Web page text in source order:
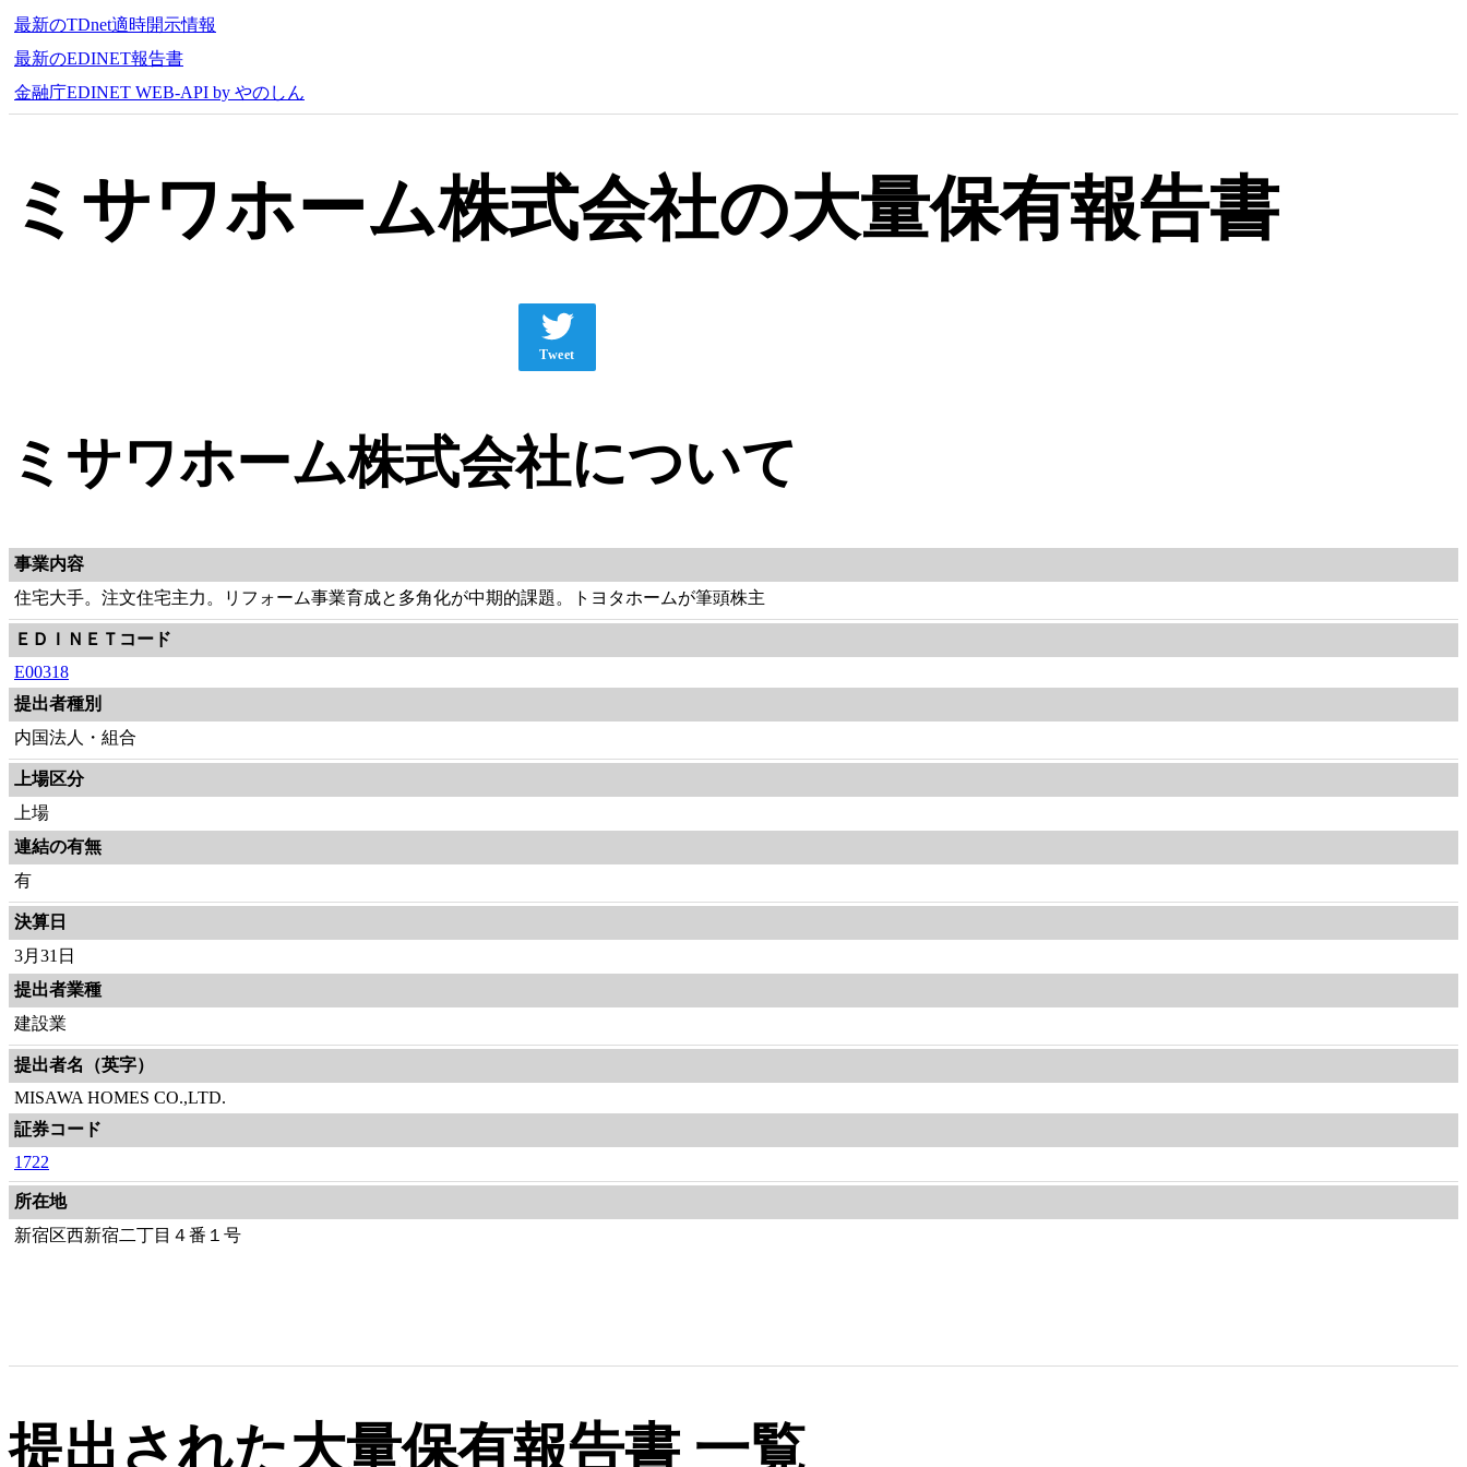
最新のTDnet適時開示情報
最新のEDINET報告書
金融庁EDINET WEB-API by やのしん
ミサワホーム株式会社の大量保有報告書
Tweet
ミサワホーム株式会社について
事業内容
住宅大手。注文住宅主力。リフォーム事業育成と多角化が中期的課題。トヨタホームが筆頭株主
ＥＤＩＮＥＴコード
E00318
提出者種別
内国法人・組合
上場区分
上場
連結の有無
有
決算日
3月31日
提出者業種
建設業
提出者名（英字）
MISAWA HOMES CO.,LTD.
証券コード
1722
所在地
新宿区西新宿二丁目４番１号
提出された大量保有報告書 一覧